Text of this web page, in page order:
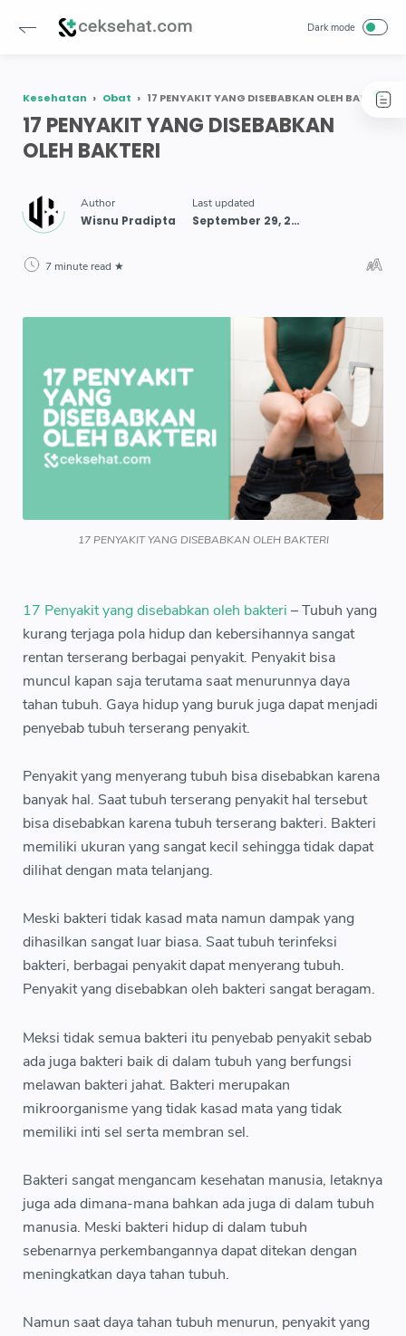
Kesehatan Obat 17 PENYAKIT YANG DISEBABKAN OLEH BAKTERI
17 PENYAKIT YANG DISEBABKAN
OLEH BAKTERI
7 minute read
17 PENYAKIT YANG DISEBABKAN OLEH BAKTERI
17 Penyakit yang disebabkan oleh bakteri – Tubuh yang
kurang terjaga pola hidup dan kebersihannya sangat
rentan terserang berbagai penyakit. Penyakit bisa
muncul kapan saja terutama saat menurunnya daya
tahan tubuh. Gaya hidup yang buruk juga dapat menjadi
penyebab tubuh terserang penyakit.
Penyakit yang menyerang tubuh bisa disebabkan karena
banyak hal. Saat tubuh terserang penyakit hal tersebut
bisa disebabkan karena tubuh terserang bakteri. Bakteri
memiliki ukuran yang sangat kecil sehingga tidak dapat
dilihat dengan mata telanjang.
Meski bakteri tidak kasad mata namun dampak yang
dihasilkan sangat luar biasa. Saat tubuh terinfeksi
bakteri, berbagai penyakit dapat menyerang tubuh.
Penyakit yang disebabkan oleh bakteri sangat beragam.
Meksi tidak semua bakteri itu penyebab penyakit sebab
ada juga bakteri baik di dalam tubuh yang berfungsi
melawan bakteri jahat. Bakteri merupakan
mikroorganisme yang tidak kasad mata yang tidak
memiliki inti sel serta membran sel.
Bakteri sangat mengancam kesehatan manusia, letaknya
juga ada dimana-mana bahkan ada juga di dalam tubuh
manusia. Meski bakteri hidup di dalam tubuh
sebenarnya perkembangannya dapat ditekan dengan
meningkatkan daya tahan tubuh.
Namun saat daya tahan tubuh menurun, penyakit yang